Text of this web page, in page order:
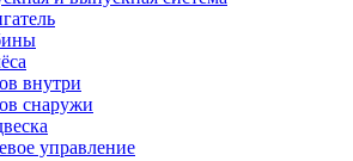
внутри
снаружи
управление